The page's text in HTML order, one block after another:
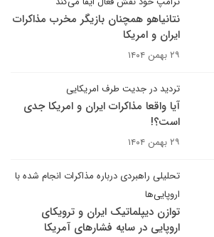
نتانیاهو همچنان بازیگر مخرب مذاکرات
ایران و امریکا
۲۹ بهمن ۱۴۰۴
تردید در جدیت طرف امریکایی
آیا واقعا مذاکرات ایران و امریکا جدی
است؟!
۲۹ بهمن ۱۴۰۴
تحلیلی راهبردی درباره مذاکرات انجام شده با
اروپایی‌ها
توازن دیپلماتیک ایران و ترویکای
اروپایی در سایه فشارهای آمریکا